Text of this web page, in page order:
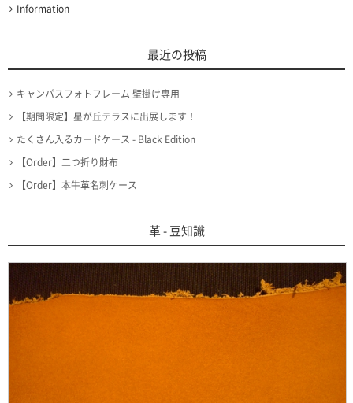
Information
最近の投稿
キャンパスフォトフレーム 壁掛け専用
【期間限定】星が丘テラスに出展します！
たくさん入るカードケース - Black Edition
【Order】二つ折り財布
【Order】本牛革名刺ケース
革 - 豆知識